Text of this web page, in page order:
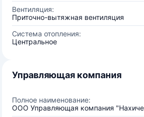
Вентиляция:
Приточно-вытяжная вентиляция
Система отопления:
Центральное
Управляющая компания
Полное наименование:
ООО Управляющая компания